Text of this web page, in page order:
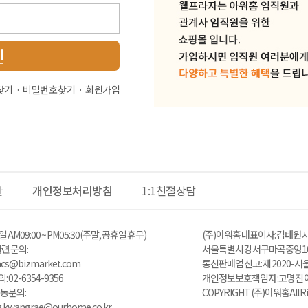
기 비밀번호 찾기 회원가입
개인정보처리방침 1:1친절상담
AM 09:00 ~ PM05:30 (주말, 공휴일 휴무)
문의 :
: 02-6354-9356
문의:
(주)아워홈 대표이사 : 김태
서울특별시 강서구 마곡중앙
통신판매업 신고 : 제 2020-
개인정보보호책임자 : 고명
COPYRIGHT (주)아워홈 All